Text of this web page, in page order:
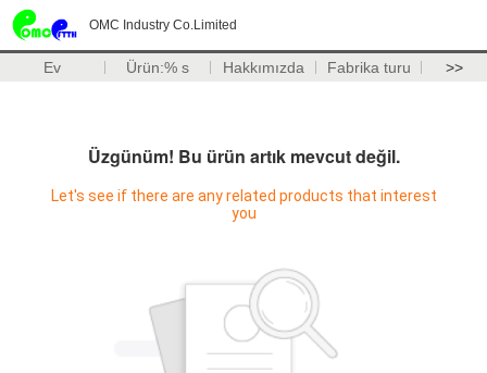
OMC Industry Co.Limited
Ev Ürün:% s Hakkımızda Fabrika turu >>
Üzgünüm! Bu ürün artık mevcut değil.
Let's see if there are any related products that interest
you